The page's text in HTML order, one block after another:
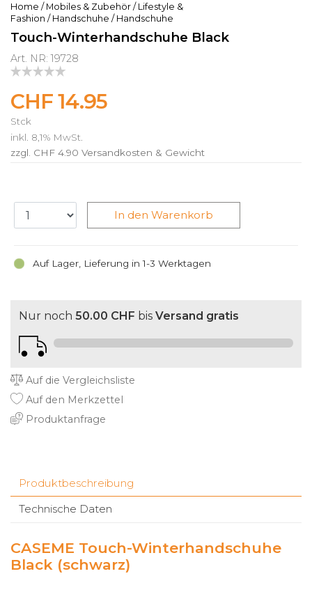
Home / Mobiles & Zubehör / Lifestyle &
Fashion / Handschuhe / Handschuhe
Touch-Winterhandschuhe Black
Art. NR: 19728
CHF 14.95
Stck
inkl. 8,1% MwSt.
zzgl. CHF 4.90 Versandkosten & Gewicht
Auf Lager, Lieferung in 1-3 Werktagen
In den Warenkorb
Nur noch 50.00 CHF bis Versand gratis
Auf die Vergleichsliste
Auf den Merkzettel
Produktanfrage
Produktbeschreibung
Technische Daten
CASEME Touch-Winterhandschuhe
Black (schwarz)